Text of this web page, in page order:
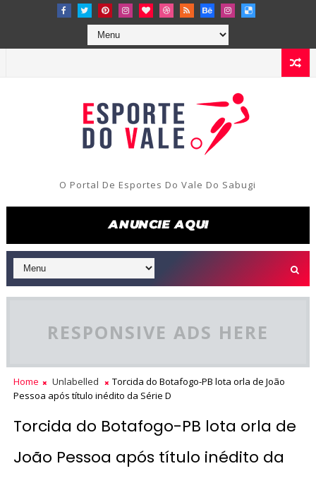
O Portal De Esportes Do Vale Do Sabugi
RESPONSIVE ADS HERE
Home Unlabelled
Torcida do Botafogo-PB lota orla de João
Pessoa após título inédito da Série D
Torcida do Botafogo-PB lota orla de
João Pessoa após título inédito da